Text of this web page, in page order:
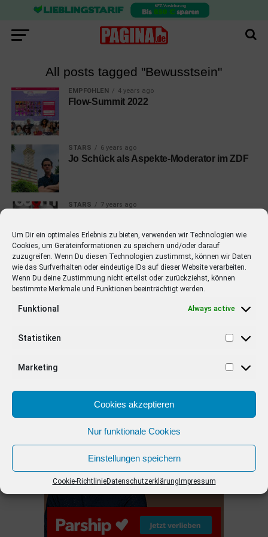
Um Dir ein optimales Erlebnis zu bieten, verwenden wir Technologien wie
Cookies, um Geräteinformationen zu speichern und/oder darauf
zuzugreifen. Wenn Du diesen Technologien zustimmst, können wir Daten
wie das Surfverhalten oder eindeutige IDs auf dieser Website verarbeiten.
Wenn Du deine Zustimmung nicht erteilst oder zurückziehst, können
bestimmte Merkmale und Funktionen beeinträchtigt werden.
Funktional Always active
Statistiken
Marketing
Cookies akzeptieren
Nur funktionale Cookies
Einstellungen speichern
Cookie-RichtlinieDatenschutzerklärung Impressum
All posts tagged "Bewusstsein"
EMPFOHLEN 4 years ago
Flow-Summit 2022
STARS 6 years ago
Jo Schück als Aspekte-Moderator im ZDF
STARS 7 years ago
der Welt 2019
Barbara Schöneberger Moderatorin
ANZEIGE